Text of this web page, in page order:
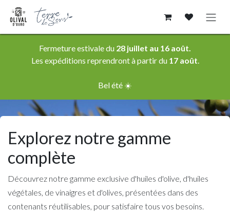
Se rendre au contenu
Fermeture estivale du 28 juillet au 16 août.
Les expéditions reprendront à partir du 17 août.
Bel été ☀️
Explorez notre gamme
complète
Découvrez notre gamme exclusive d'huiles d'olive, d'huiles
végétales, de vinaigres et d'olives, présentées dans des
contenants réutilisables, pour satisfaire tous vos besoins.